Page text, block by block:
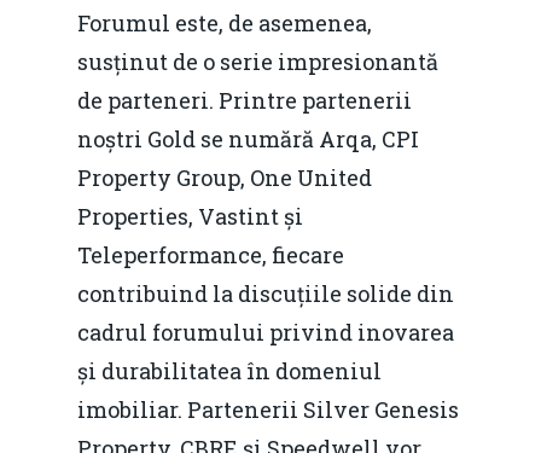
Forumul este, de asemenea,
susținut de o serie impresionantă
de parteneri. Printre partenerii
noștri Gold se numără Arqa, CPI
Property Group, One United
Properties, Vastint și
Teleperformance, fiecare
contribuind la discuțiile solide din
cadrul forumului privind inovarea
și durabilitatea în domeniul
imobiliar. Partenerii Silver Genesis
Home
Noutăți